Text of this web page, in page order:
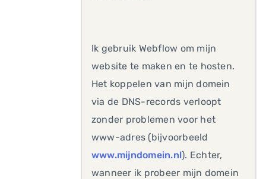
Ik gebruik Webflow om mijn
website te maken en te hosten.
Het koppelen van mijn domein
via de DNS-records verloopt
zonder problemen voor het
www-adres (bijvoorbeeld
www.mijndomein.nl). Echter,
wanneer ik probeer mijn domein